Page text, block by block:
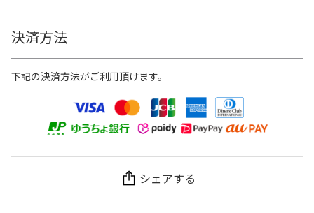
決済方法
下記の決済方法がご利用頂けます。
シェアする